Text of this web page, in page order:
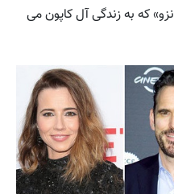
که به زندگی آل کاپون می